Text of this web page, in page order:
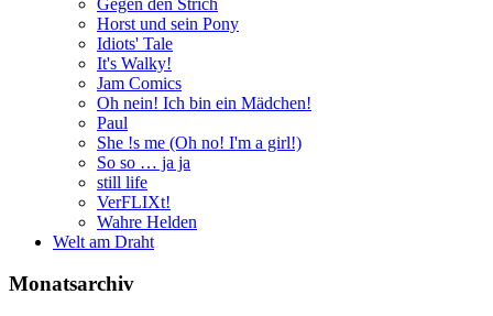
Horst und sein Pony
Idiots' Tale
It's Walky!
Jam Comics
Oh nein! Ich bin ein Mädchen!
Paul
She !s me (Oh no! I'm a girl!)
So so … ja ja
still life
VerFLIXt!
Wahre Helden
Welt am Draht
Monatsarchiv